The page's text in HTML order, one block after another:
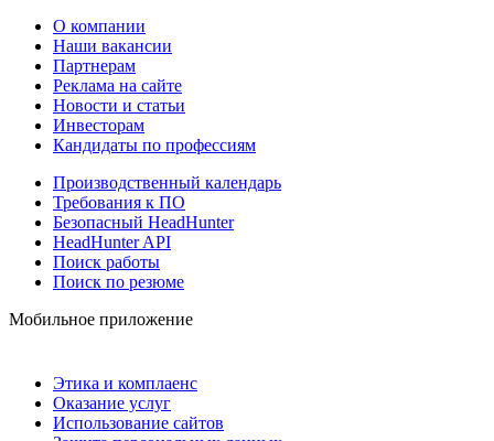
О компании
Наши вакансии
Партнерам
Реклама на сайте
Новости и статьи
Инвесторам
Кандидаты по профессиям
Производственный календарь
Требования к ПО
Безопасный HeadHunter
HeadHunter API
Поиск работы
Поиск по резюме
Мобильное приложение
Этика и комплаенс
Оказание услуг
Использование сайтов